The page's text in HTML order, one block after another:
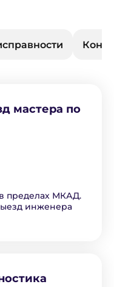
мастера по
пределах МКАД.
инженера